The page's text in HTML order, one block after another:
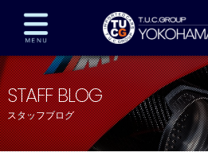
在庫車両情報 保証&サービス
TUCとは？ 店舗情報
全国納車 特別作業
STAFF BLOG
スタッフブログ